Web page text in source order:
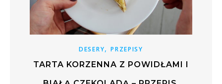
DESERY,PRZEPISY
TARTA KORZENNA Z POWIDŁAMI I